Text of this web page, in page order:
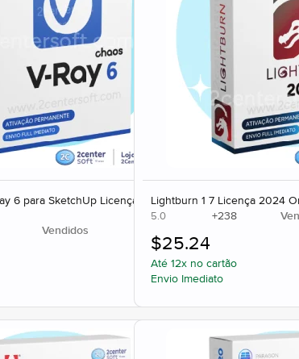
6 para SketchUp Licença Original
Vendidos
Lightburn 1 7 Licença 2024
5.0 +238
Até 12x no cartão
Envio Imediato
$25.24